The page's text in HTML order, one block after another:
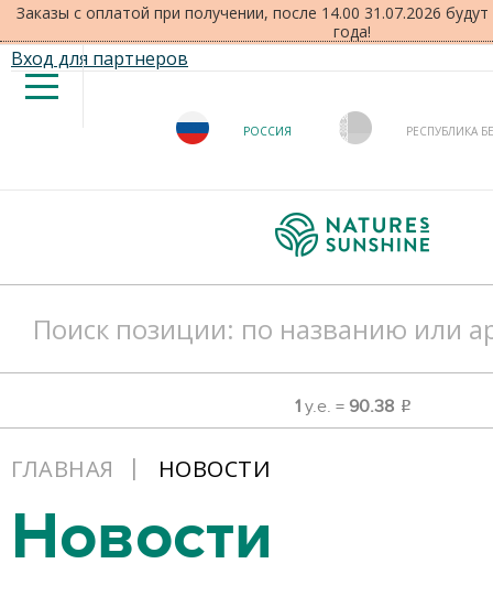
Заказы с оплатой при получении, после 14.00 31.07.2026
года!
Вход для партнеров
РОССИЯ РЕСПУБЛИКА
1у.е. = 90.38 o
ГЛАВНАЯ НОВОСТИ
Новости